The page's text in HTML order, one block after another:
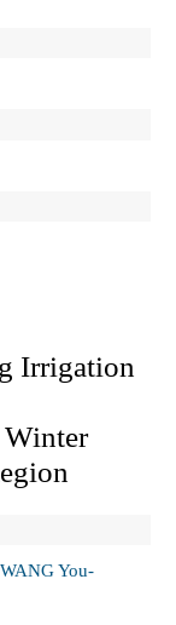
Irrigation
Winter
You-